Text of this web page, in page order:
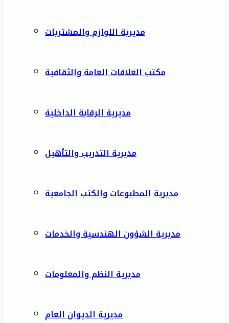
مديرية اللوازم والمشتريات
مكتب العلاقات العامة والثقافية
مديرية الرقابة الداخلية
مديرية التدريب والتأهيل
مديرية المطبوعات والكتب الجامعية
مديرية الشؤون الهندسية والخدمات
مديرية النظم والمعلومات
مديرية الديوان العام